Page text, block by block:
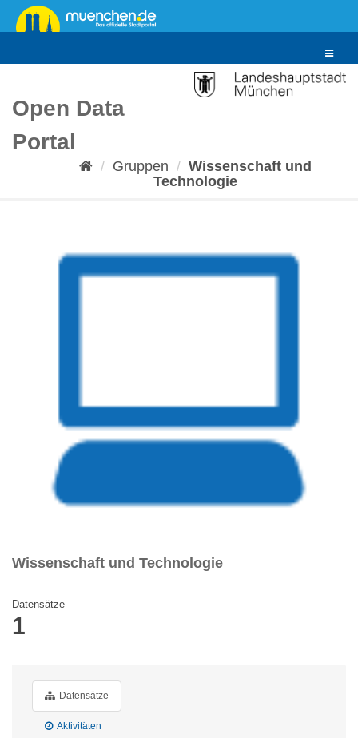
Überspringen
zum
Toggle
Open Data
Portal
Gruppen
Wissenschaft und
Technologie
Wissenschaft und Technologie
Datensätze
1
Datensätze
Aktivitäten